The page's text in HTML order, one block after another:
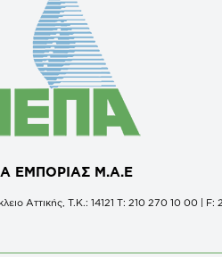
ΕΜΠΟΡΙΑΣ Μ.Α.Ε
Αττικής, Τ.Κ.: 14121 Τ: 210 270 10 00 | F: